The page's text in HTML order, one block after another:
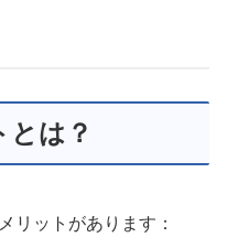
とは？
リットがあります：